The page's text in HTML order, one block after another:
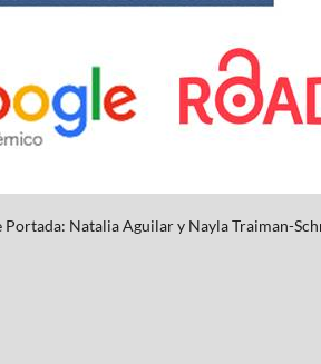
Portada: Natalia Aguilar y NaylaTraiman-